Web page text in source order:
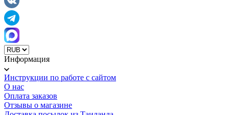
Информация
Инструкции по работе с сайтом
О нас
Оплата заказов
Отзывы о магазине